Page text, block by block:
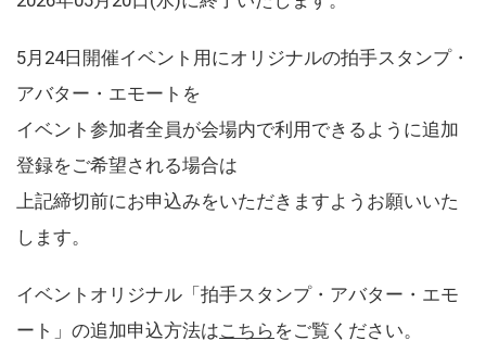
5月24日開催イベント用にオリジナルの拍手スタンプ・
アバター・エモートを
イベント参加者全員が会場内で利用できるように追加
登録をご希望される場合は
上記締切前にお申込みをいただきますようお願いいた
します。
イベントオリジナル「拍手スタンプ・アバター・エモ
ート」の追加申込方法はこちら をご覧ください。